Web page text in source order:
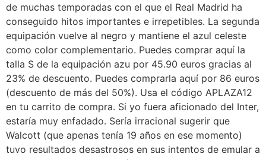
de muchas temporadas con el que el Real Madrid ha
conseguido hitos importantes e irrepetibles. La segunda
equipación vuelve al negro y mantiene el azul celeste
como color complementario. Puedes comprar aquí la
talla S de la equipación azu por 45.90 euros gracias al
23% de descuento. Puedes comprarla aquí por 86 euros
(descuento de más del 50%). Usa el código APLAZA12
en tu carrito de compra. Si yo fuera aficionado del Inter,
estaría muy enfadado. Sería irracional sugerir que
Walcott (que apenas tenía 19 años en ese momento)
tuvo resultados desastrosos en sus intentos de emular a